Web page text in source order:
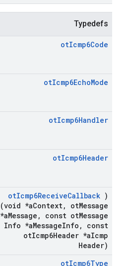
Typedefs
otIcmp6Code
otIcmp6EchoMode
otIcmp6Handler
otIcmp6Header
otIcmp6ReceiveCallback )
(void *aContext, otMessage
*aMessage , const otMessage
Info *aMessageInfo ,
const
otIcmp6Header *aIcmp
Header)
otIcmp6Type